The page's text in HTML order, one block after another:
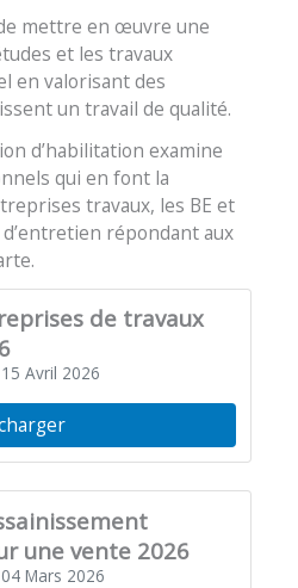
mettre en œuvre une
et les travaux
en valorisant des
un travail de qualité.
d’habilitation examine
qui en font la
travaux, les BE et
répondant aux
de travaux
Avril 2026
une vente 2026
Mars 2026